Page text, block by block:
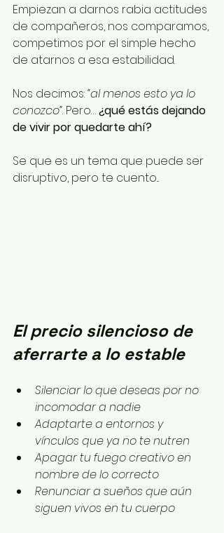
Empiezan a darnos rabia actitudes
de compañeros, nos comparamos,
competimos por el simple hecho
de atarnos a esa estabilidad.
Nos decimos: “al menos esto ya lo
conozco”. Pero… ¿qué estás dejando
de vivir por quedarte ahí?
Se que es un tema que puede ser
disruptivo, pero te cuento...
El precio silencioso de
aferrarte a lo estable
Silenciar lo que deseas por no
incomodar a nadie
Adaptarte a entornos y
vínculos que ya no te nutren
Apagar tu fuego creativo en
nombre de lo correcto
Renunciar a sueños que aún
siguen vivos en tu cuerpo